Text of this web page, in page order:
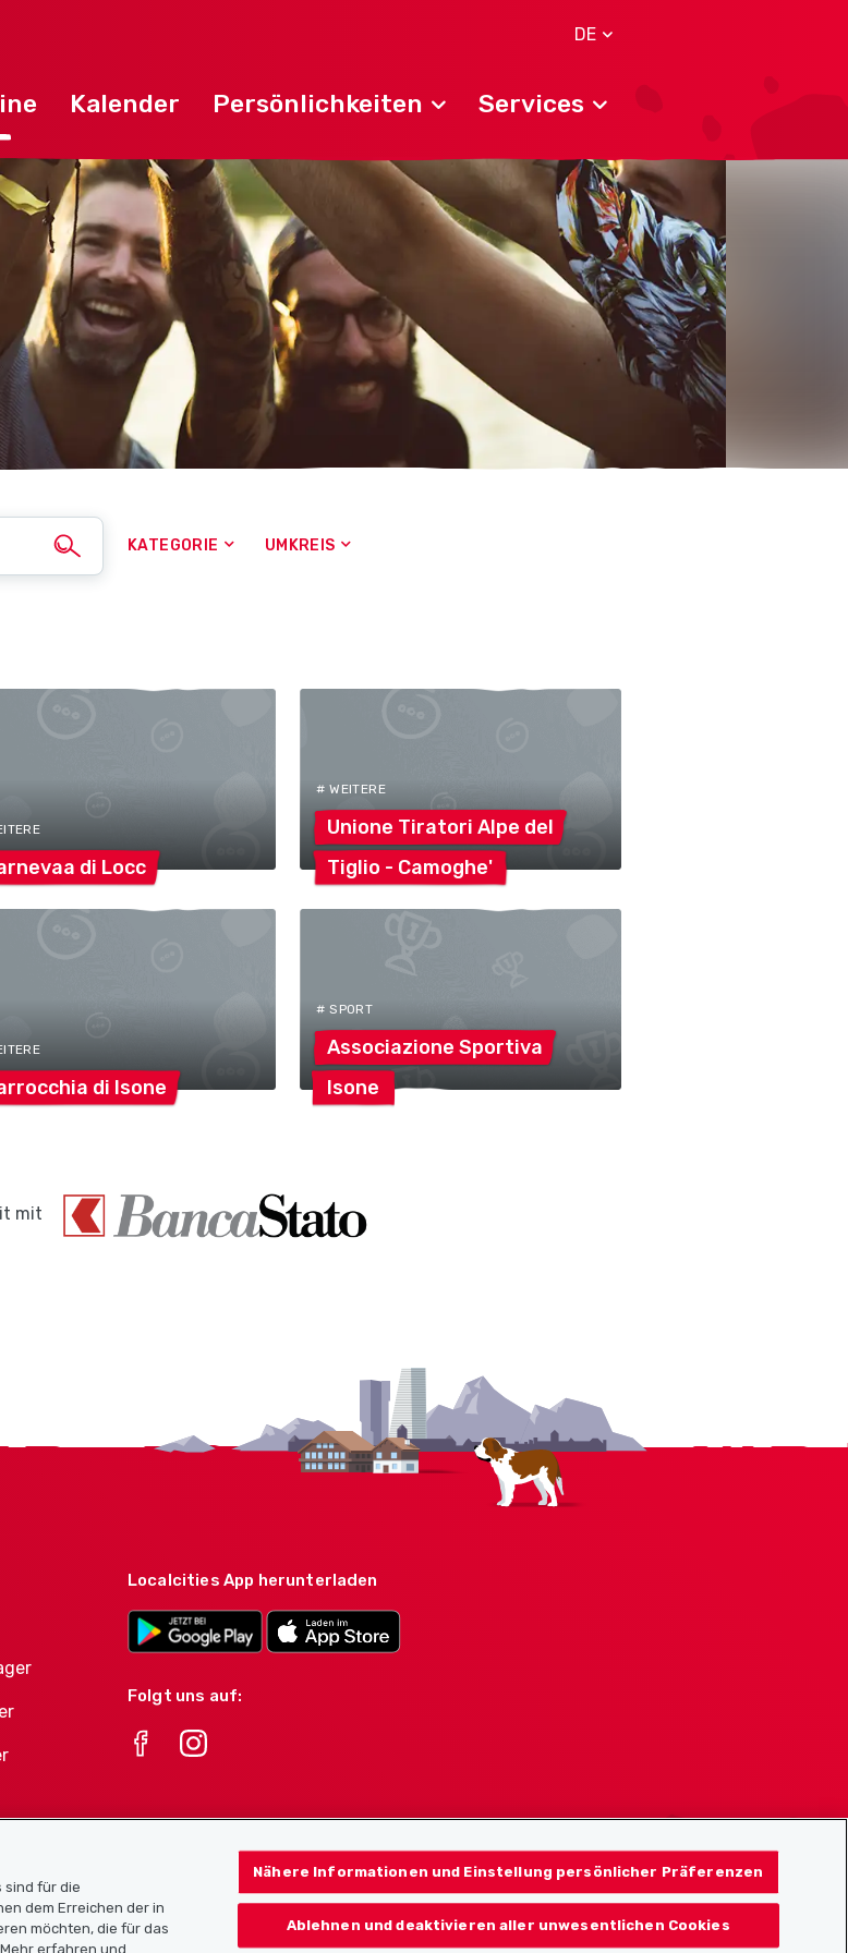
DE
Kalender Persönlichkeiten Services
KATEGORIE UMKREIS
di Locc
# WEITERE
Unione Tiratori Alpe del
Tiglio - Camoghe'
di Isone
# SPORT
AssociazioneSportiva
Isone
mit
Localcities App herunterladen
Folgt uns auf:
sind für die
dem Erreichen der in
möchten, die für das
erfahren und
Nähere Informationen und Einstellung persönlicher Präferenzen
Ablehnen und deaktivieren aller unwesentlichen Cookies